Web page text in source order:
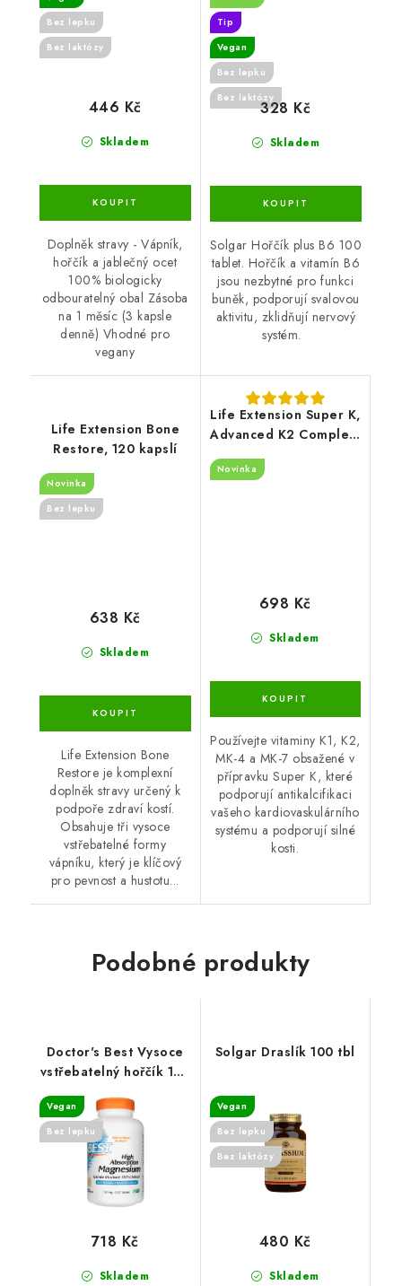
Bez lepku
Bez laktózy
Skladem
446 Kč
Doplněk stravy - Vápník,
hořčík a jablečný ocet
100% biologicky
odbouratelný obal Zásoba
na 1 měsíc (3 kapsle
denně) Vhodné pro
vegany
Tip
Vegan
Bez lepku
Bez laktózy
Skladem
328 Kč
Solgar Hořčík plus B6 100
tablet. Hořčík a vitamín B6
jsou nezbytné pro funkci
buněk, podporují svalovou
aktivitu, zklidňují nervový
systém.
Life Extension Bone
Restore, 120 kapslí
Novinka
Bez lepku
Skladem
638 Kč
Life Extension Bone
Restore je komplexní
doplněk stravy určený k
podpoře zdraví kostí.
Obsahuje tři vysoce
vstřebatelné formy
vápníku, který je klíčový
pro pevnost a hustotu...
Life Extension Super K,
Advanced K2 Complex,
Novinka
Skladem
698 Kč
Používejte vitaminy K1, K2,
MK-4 a MK-7 obsažené v
přípravku Super K, které
podporují antikalcifikaci
vašeho kardiovaskulárního
systému a podporují silné
kosti.
Podobné produkty
Doctor's Best Vysoce
vstřebatelný hořčík 100
mg - 240 tablet
Vegan
Bez lepku
Skladem
718 Kč
Solgar Draslík 100 tbl
Vegan
Bez lepku
Bez laktózy
Skladem
480 Kč